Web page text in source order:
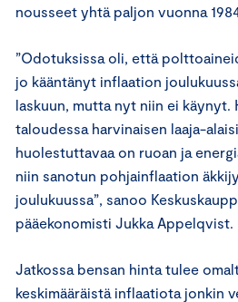
nousseet yhtä paljon vuonna
”Odotuksissa oli, että
jo kääntänyt inflaation
laskuun, mutta nyt niin ei käynyt.
taloudessa harvinaisen laaja-
huolestuttavaa on ruoan ja
niin sanotun pohjainflaation
joulukuussa”, sanoo
pääekonomisti Jukka Appelqvist.
Jatkossa bensan hinta tulee
keskimääräistä inflaatiota jonkin